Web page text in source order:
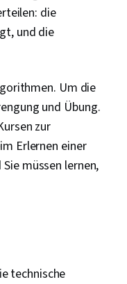
Netzwerk-
Netzwerk-
Vernetzungs-
Router
die
und die
Um die
und Übung.
zur
Erlernen einer
müssen lernen,
technische